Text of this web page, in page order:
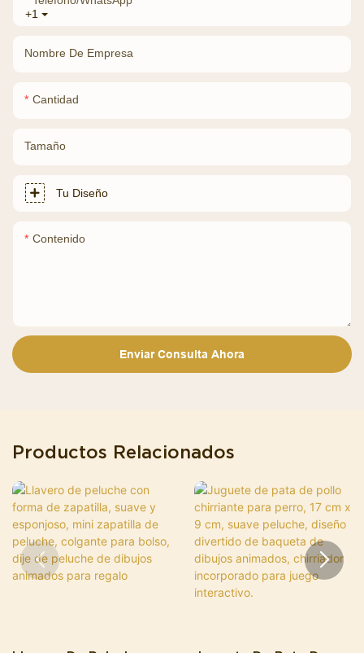
+1
Nombre De Empresa
Cantidad
Tamaño
Tu Diseño
Contenido
Enviar Consulta Ahora
Productos Relacionados